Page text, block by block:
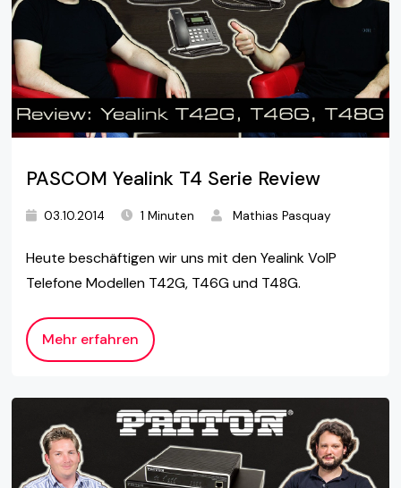
PASCOM Yealink T4 Serie Review
03.10.2014 1 Minuten Mathias Pasquay
Heute beschäftigen wir uns mit den Yealink VoIP
Telefone Modellen T42G, T46G und T48G.
Mehr erfahren